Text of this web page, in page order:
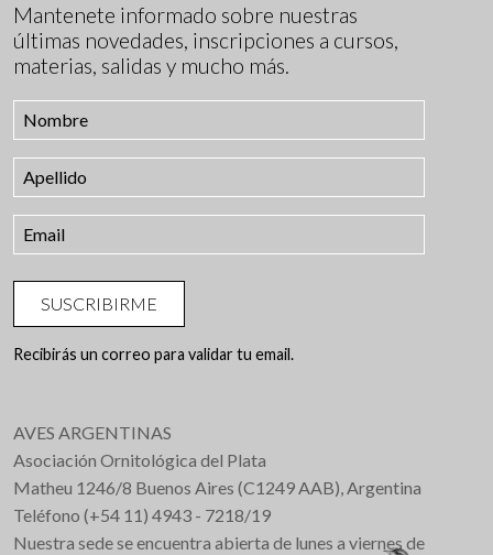
Mantenete informado sobre nuestras
últimas novedades, inscripciones a cursos,
materias, salidas y mucho más.
SUSCRIBIRME
Recibirás un correo para validar tu email.
AVES ARGENTINAS
Asociación Ornitológica del Plata
Matheu 1246/8 Buenos Aires (C1249 AAB), Argentina
Teléfono (+54 11) 4943 - 7218/19
Nuestra sede se encuentra abierta de lunes a viernes de